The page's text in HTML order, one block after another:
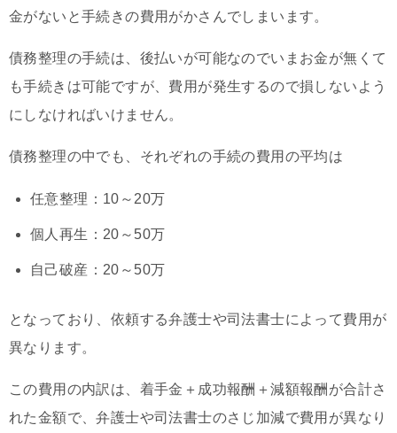
金がないと手続きの費用がかさんでしまいます。
債務整理の手続は、後払いが可能なのでいまお金が無くて
も手続きは可能ですが、費用が発生するので損しないよう
にしなければいけません。
債務整理の中でも、それぞれの手続の費用の平均は
任意整理：10～20万
個人再生：20～50万
自己破産：20～50万
となっており、依頼する弁護士や司法書士によって費用が
異なります。
この費用の内訳は、着手金＋成功報酬＋減額報酬が合計さ
れた金額で、弁護士や司法書士のさじ加減で費用が異なり